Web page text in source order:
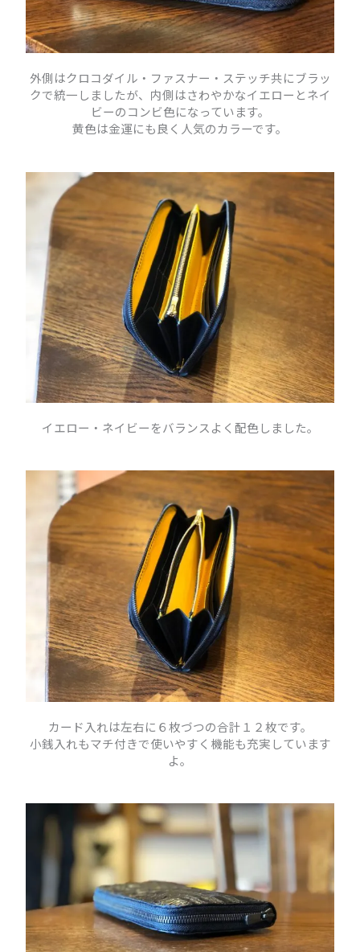
外側はクロコダイル・ファスナー・ステッチ共にブラッ
クで統一しましたが、内側はさわやかなイエローとネイ
ビーのコンビ色になっています。
黄色は金運にも良く人気のカラーです。
イエロー・ネイビーをバランスよく配色しました。
カード入れは左右に６枚づつの合計１２枚です。
小銭入れもマチ付きで使いやすく機能も充実しています
よ。